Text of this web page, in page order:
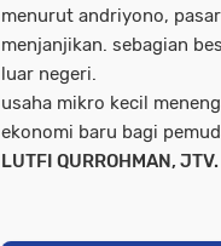
menurut andriyono,
menjanjikan. sebagian
luar negeri.
usaha mikro kecil
ekonomi baru bagi
LUTFI QURROHMAN, JTV.